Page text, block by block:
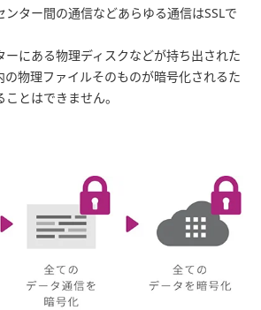
ンター間の通信などあらゆる通信はSSLで
ーにある物理ディスクなどが持ち出された
の物理ファイルそのものが暗号化されるた
とはできません。